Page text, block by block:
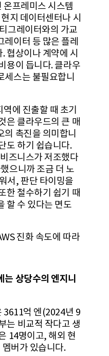
프레미스 시스템
지 데이터센터나 시
그레이터와의 가교
레이터 등 많은 플레
협상이나 계약에 시
용이 듭니다. 클라우
세스는 불필요합니
에 진출할 때 초기
은 클라우드의 큰 매
의 촉진을 의미합니
도 하기 쉽습니다.
즈니스가 저조했다
으니까 조금 더 노
서, 판단 타이밍을
한 철수하기 쉽기 때
할 수 있다는 면도
진화 속도에 따라
상당수의 엔지니
억 엔(2024년 9
는 비교적 작다고 생
14명이고, 해외 현
버가 있습니다.